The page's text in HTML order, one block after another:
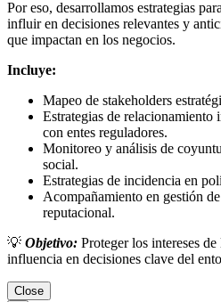
Por eso, desarrollamos estrategias
influir en decisiones relevantes y
que impactan en los negocios.
Incluye:
Mapeo de stakeholders
Estrategias de
con entes reguladores.
Monitoreo y análisis de
social.
Estrategias de incidencia en
Acompañamiento en gestión
reputacional.
💡 Objetivo: Proteger los intereses
influencia en decisiones clave del
Close